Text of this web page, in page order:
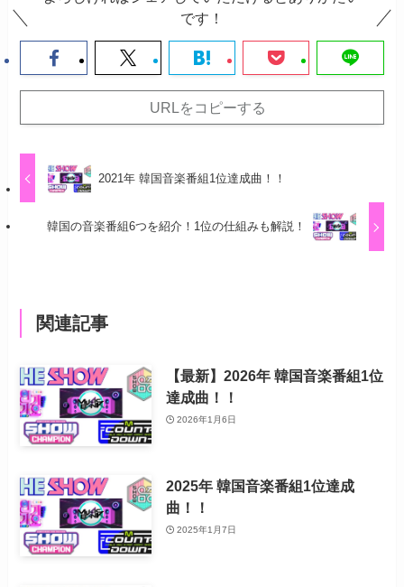
です！
URLをコピーする
2021年 韓国音楽番組1位達成曲！！
韓国の音楽番組6つを紹介！1位の仕組みも解説！
関連記事
【最新】2026年 韓国音楽番組1位
達成曲！！
2026年1月6日
2025年 韓国音楽番組1位達成
曲！！
2025年1月7日